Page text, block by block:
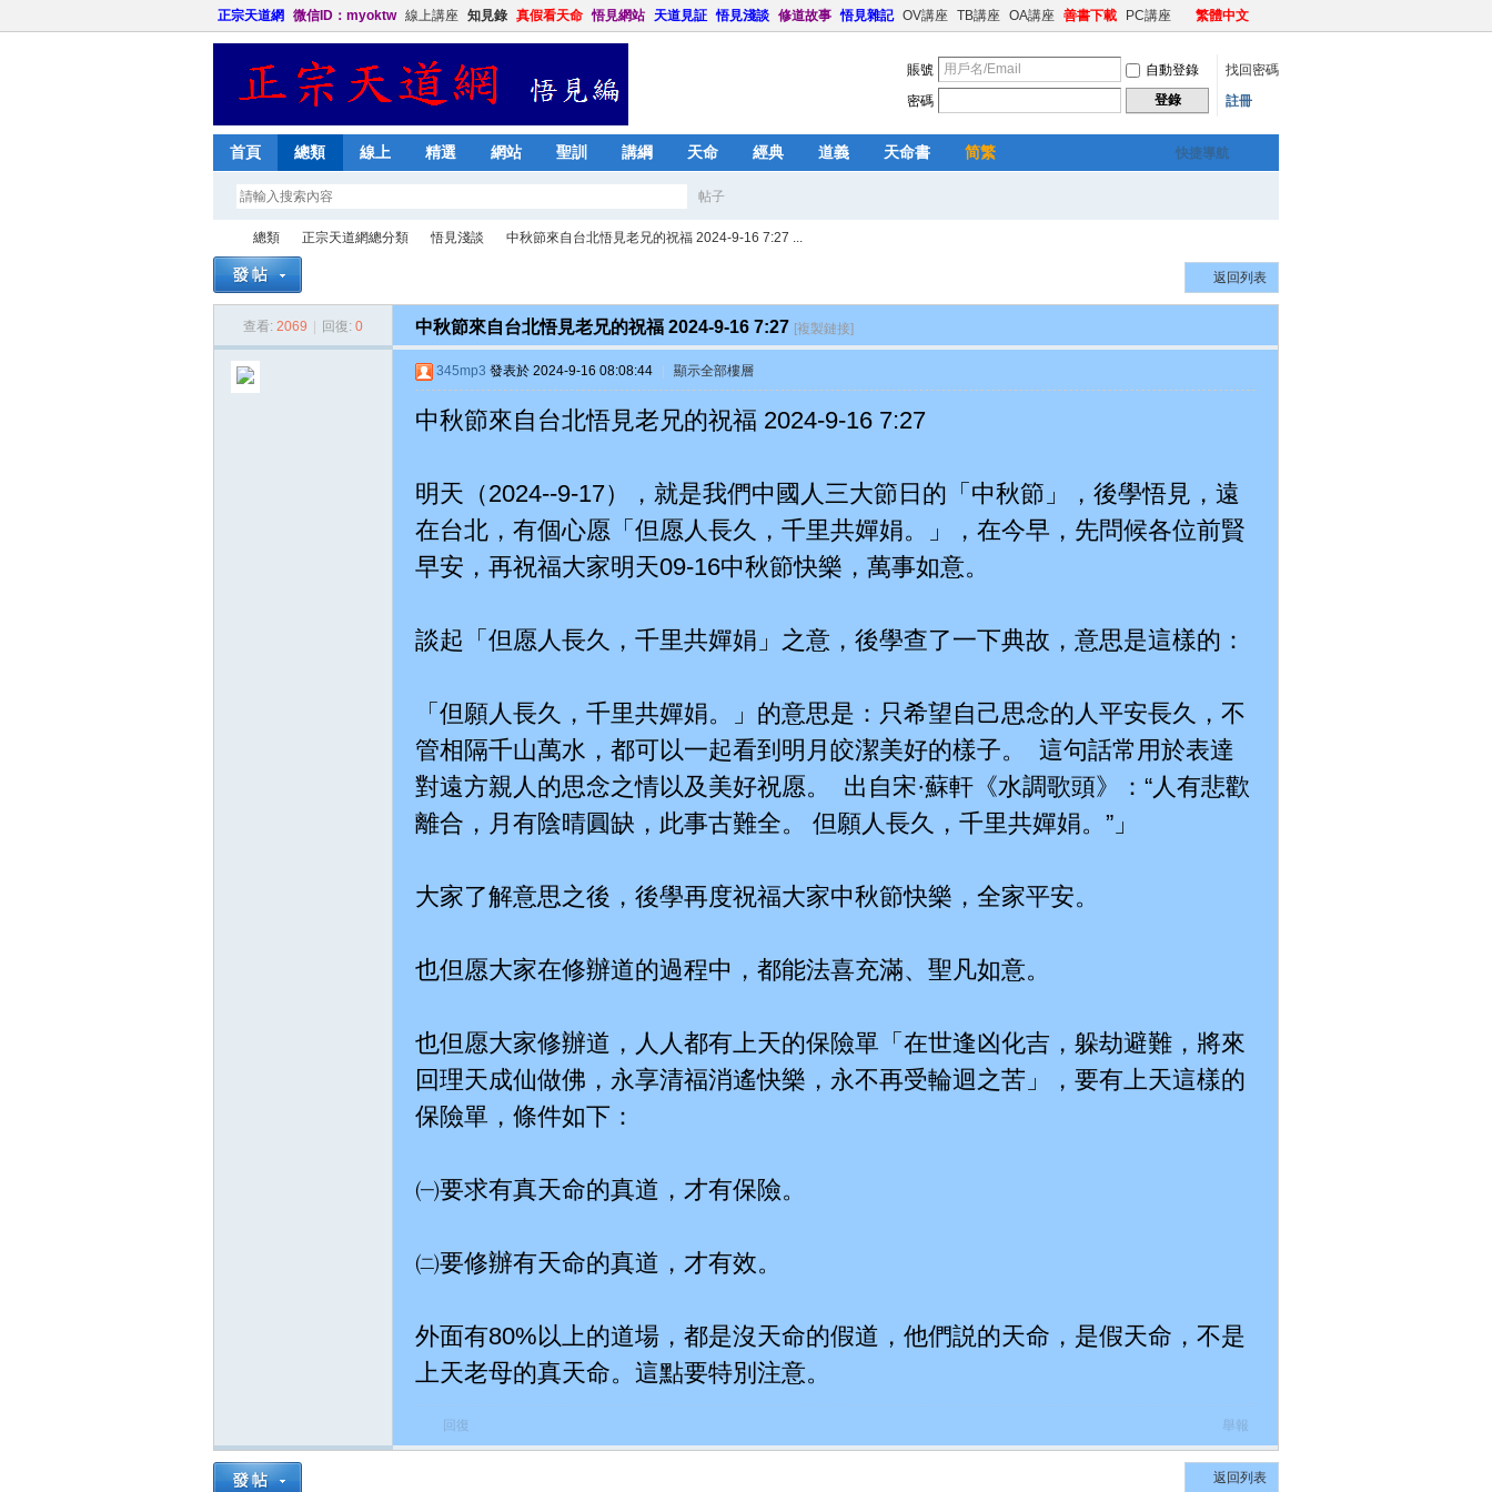
正宗天道網 微信ID：myoktw 線上講座 知見錄 真假看天命 悟見網站 天道見証 悟見淺談 修道故事 悟見雜記 OV講座 TB講座 OA講座 善書下載 PC講座 繁體中文
賬號 自動登錄
找回密碼
密碼
登錄 註冊
快捷導航
首頁 總類 線上 精選 網站 聖訓 講綱 天命 經典 道義 天命書 简繁
帖子
搜
索
網
總類
›
正宗天道網總分類 悟見淺談
›
中秋節來自台北悟見老兄的祝福 2024-9-16 7:27 ...
返回列表
查看: 2069 回復: 0 中秋節來自台北悟見老兄的祝福 2024-9-16 7:27 [複製鏈接]
345mp3 發表於 2024-9-16 08:08:44 顯示全部樓層
中秋節來自台北悟見老兄的祝福 2024-9-16 7:27
明天（2024--9-17），就是我們中國人三大節日的「中秋節」，後學悟見，遠
在台北，有個心愿「但愿人長久，千里共嬋娟。」，在今早，先問候各位前賢
早安，再祝福大家明天09-16中秋節快樂，萬事如意。
談起「但愿人長久，千里共嬋娟」之意，後學查了一下典故，意思是這樣的：
「但願人長久，千里共嬋娟。」的意思是：只希望自己思念的人平安長久，不
管相隔千山萬水，都可以一起看到明月皎潔美好的樣子。 這句話常用於表達
對遠方親人的思念之情以及美好祝愿。 出自宋·蘇軒《水調歌頭》：“人有悲歡
離合，月有陰晴圓缺，此事古難全。 但願人長久，千里共嬋娟。”」
大家了解意思之後，後學再度祝福大家中秋節快樂，全家平安。
也但愿大家在修辦道的過程中，都能法喜充滿、聖凡如意。
也但愿大家修辦道，人人都有上天的保險單「在世逢凶化吉，躲劫避難，將來
回理天成仙做佛，永享清福消遙快樂，永不再受輪迴之苦」，要有上天這樣的
保險單，條件如下：
㈠要求有真天命的真道，才有保險。
㈡要修辦有天命的真道，才有效。
外面有80%以上的道場，都是沒天命的假道，他們説的天命，是假天命，不是
上天老母的真天命。這點要特別注意。
回復 舉報
返回列表